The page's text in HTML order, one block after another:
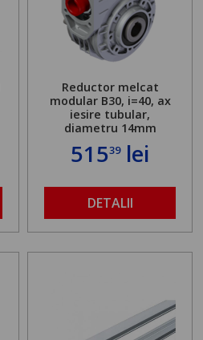
Reductor melcat
modular B30, i=40, ax
iesire tubular,
diametru 14mm
51539lei
DETALII